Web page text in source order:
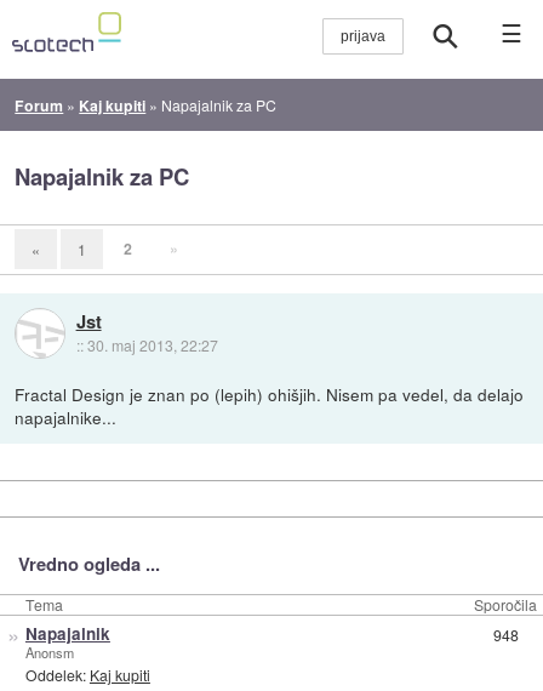
☰
Forum » Kaj kupiti » Napajalnik za PC
Napajalnik za PC
« 1 2 »
Jst
::30. maj 2013, 22:27
Fractal Design je znan po (lepih) ohišjih. Nisem pa vedel, da delajo
napajalnike...
Vredno ogleda ...
Tema Sporočila
» Napajalnik
Anonsm
Oddelek: Kaj kupiti
948